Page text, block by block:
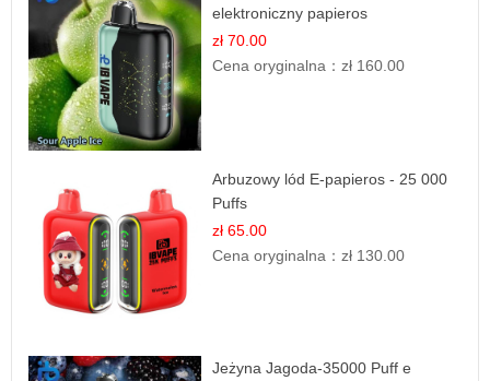
elektroniczny papieros
zł 70.00
Cena oryginalna：zł 160.00
Arbuzowy lód E-papieros - 25 000
Puffs
zł 65.00
Cena oryginalna：zł 130.00
Jeżyna Jagoda-35000 Puff e